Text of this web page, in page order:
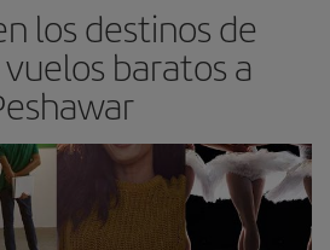
los destinos de
baratos a